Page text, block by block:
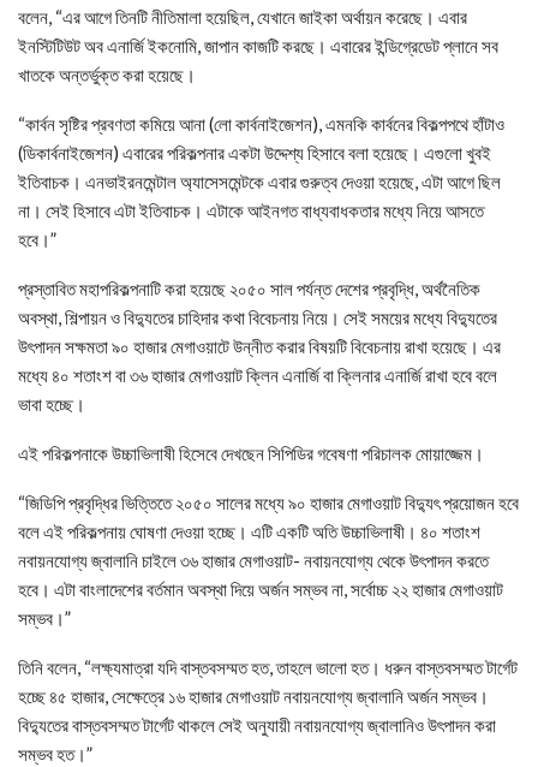
বলেন, “এর আগে তিনটি নীতিমালা হয়েছিল, যেখানে জাইকা অর্থায়ন করেছে। এবার
ইনস্টিটিউট অব এনার্জি ইকনোমি, জাপান কাজটি করছে। এবারের ইন্ডিগ্রেডেট প্লানে সব
খাতকে অন্তর্ভুক্ত করা হয়েছে।
“কার্বন সৃষ্টির প্রবণতা কমিয়ে আনা (লো কার্বনাইজেশন), এমনকি কার্বনের বিকল্পপথে হাঁটাও
(ডিকার্বনাইজেশন) এবারের পরিকল্পনার একটা উদ্দেশ্য হিসাবে বলা হয়েছে। এগুলো খুবই
ইতিবাচক। এনভাইরনমেন্টাল অ্যাসেসমেন্টকে এবার গুরুত্ব দেওয়া হয়েছে, এটা আগে ছিল
না। সেই হিসাবে এটা ইতিবাচক। এটাকে আইনগত বাধ্যবাধকতার মধ্যে নিয়ে আসতে
হবে।”
প্রস্তাবিত মহাপরিকল্পনাটি করা হয়েছে ২০৫০ সাল পর্যন্ত দেশের প্রবৃদ্ধি, অর্থনৈতিক
অবস্থা, শিল্পায়ন ও বিদ্যুতের চাহিদার কথা বিবেচনায় নিয়ে। সেই সময়ের মধ্যে বিদ্যুতের
উৎপাদন সক্ষমতা ৯০ হাজার মেগাওয়াটে উন্নীত করার বিষয়টি বিবেচনায় রাখা হয়েছে। এর
মধ্যে ৪০ শতাংশ বা ৩৬ হাজার মেগাওয়াট ক্লিন এনার্জি বা ক্লিনার এনার্জি রাখা হবে বলে
ভাবা হচ্ছে।
এই পরিকল্পনাকে উচ্চাভিলাষী হিসেবে দেখছেন সিপিডির গবেষণা পরিচালক মোয়াজ্জেম।
“জিডিপি প্রবৃদ্ধির ভিত্তিতে ২০৫০ সালের মধ্যে ৯০ হাজার মেগাওয়াট বিদ্যুৎ প্রয়োজন হবে
বলে এই পরিকল্পনায় ঘোষণা দেওয়া হচ্ছে। এটি একটি অতি উচ্চাভিলাষী। ৪০ শতাংশ
নবায়নযোগ্য জ্বালানি চাইলে ৩৬ হাজার মেগাওয়াট- নবায়নযোগ্য থেকে উৎপাদন করতে
হবে। এটা বাংলাদেশের বর্তমান অবস্থা দিয়ে অর্জন সম্ভব না, সর্বোচ্চ ২২ হাজার মেগাওয়াট
সম্ভব।”
তিনি বলেন, “লক্ষ্যমাত্রা যদি বাস্তবসম্মত হত, তাহলে ভালো হত। ধরুন বাস্তবসম্মত টার্গেট
হচ্ছে ৪৫ হাজার, সেক্ষেত্রে ১৬ হাজার মেগাওয়াট নবায়নযোগ্য জ্বালানি অর্জন সম্ভব।
বিদ্যুতের বাস্তবসম্মত টার্গেট থাকলে সেই অনুযায়ী নবায়নযোগ্য জ্বালানিও উৎপাদন করা
সম্ভব হত।”